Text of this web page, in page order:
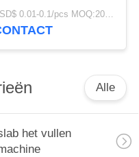
Druksticker
USD$ 0.01-0.1/pcs MOQ:20000pcs
Alle
het vullen